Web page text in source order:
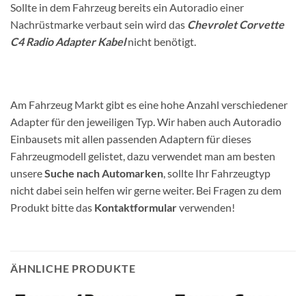
Sollte in dem Fahrzeug bereits ein Autoradio einer
Nachrüstmarke verbaut sein wird das Chevrolet Corvette
C4 Radio Adapter Kabelnicht benötigt.
Am Fahrzeug Markt gibt es eine hohe Anzahl verschiedener
Adapter für den jeweiligen Typ. Wir haben auch Autoradio
Einbausets mit allen passenden Adaptern für dieses
Fahrzeugmodell gelistet, dazu verwendet man am besten
unsereSuche nach Automarken, sollte Ihr Fahrzeugtyp
nicht dabei sein helfen wir gerne weiter. Bei Fragen zu dem
Produkt bitte das Kontaktformularverwenden!
ÄHNLICHE PRODUKTE